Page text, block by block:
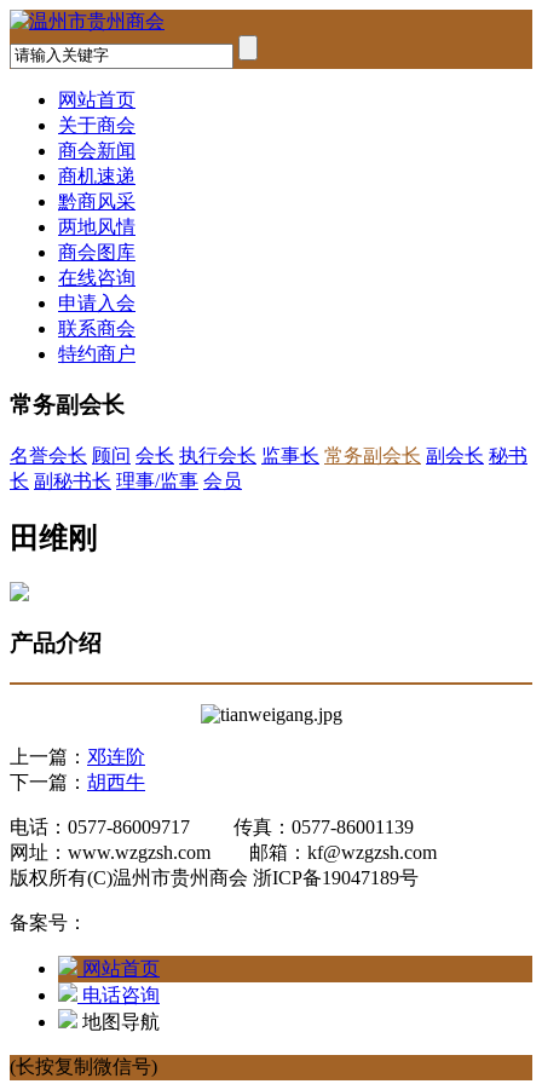
网站首页
关于商会
商会新闻
商机速递
黔商风采
两地风情
商会图库
在线咨询
申请入会
联系商会
特约商户
常务副会长
名誉会长 顾问 会长 执行会长 监事长 常务副会长 副会长 秘书
长 副秘书长 理事/监事 会员
田维刚
产品介绍
上一篇： 邓连阶
下一篇： 胡西牛
电话：0577-86009717 传真：0577-86001139
网址：www.wzgzsh.com 邮箱：kf@wzgzsh.com
版权所有(C)温州市贵州商会 浙ICP备19047189号
备案号：
网站首页
电话咨询
地图导航
(长按复制微信号)